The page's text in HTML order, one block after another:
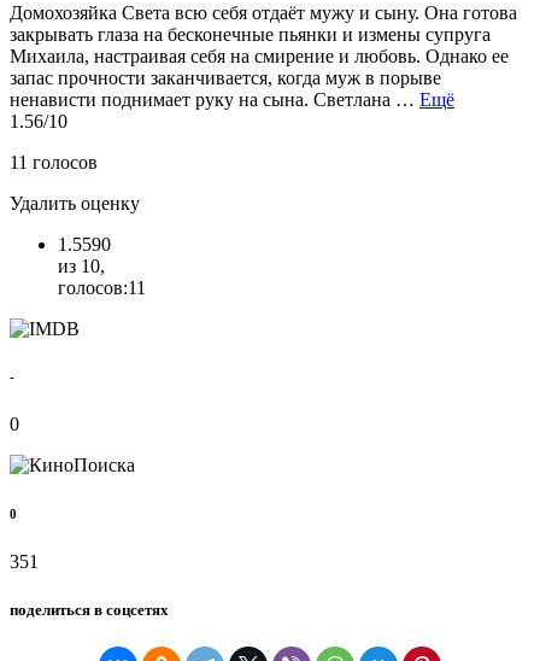
Домохозяйка Света всю себя отдаёт мужу и сыну. Она готова
закрывать глаза на бесконечные пьянки и измены супруга
Михаила, настраивая себя на смирение и любовь. Однако ее
запас прочности заканчивается, когда муж в порыве
ненависти поднимает руку на сына. Светлана … Ещё
1.56/10
11 голосов
Удалить оценку
1.5590
из 10,
голосов:11
-
0
0
351
поделиться в соцсетях